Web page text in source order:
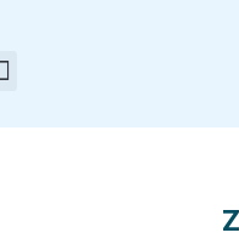
springen